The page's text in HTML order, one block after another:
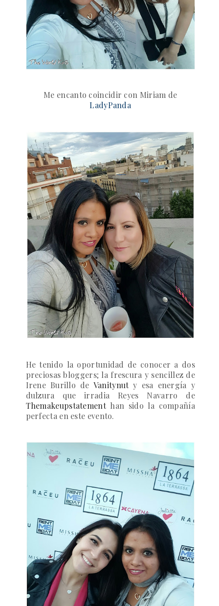
Me encanto coincidir con Miriam de
LadyPanda
He tenido la oportunidad de conocer a dos
preciosas bloggers; la frescura y sencillez de
Irene Burillo de Vanitynuty esa energía y
dulzura que irradia Reyes Navarro de
Themakeupstatementhan sido la compañía
perfecta en este evento.